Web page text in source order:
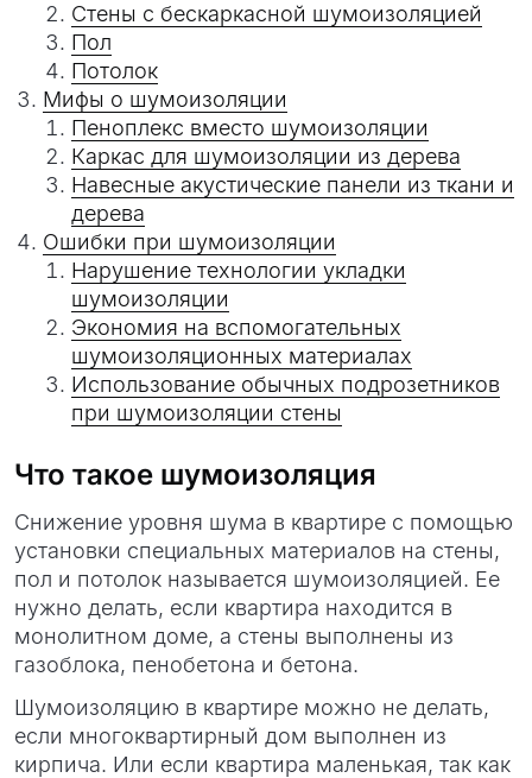
Стены с бескаркасной шумоизоляцией
Пол
Потолок
Мифы о шумоизоляции
Пеноплекс вместо шумоизоляции
Каркас для шумоизоляции из дерева
Навесные акустические панели из ткани и
дерева
Ошибки при шумоизоляции
Нарушение технологии укладки
шумоизоляции
Экономия на вспомогательных
шумоизоляционных материалах
Использование обычных подрозетников
при шумоизоляции стены
Что такое шумоизоляция
Снижение уровня шума в квартире с помощью
установки специальных материалов на стены,
пол и потолок называется шумоизоляцией. Ее
нужно делать, если квартира находится в
монолитном доме, а стены выполнены из
газоблока, пенобетона и бетона.
Шумоизоляцию в квартире можно не делать,
если многоквартирный дом выполнен из
кирпича. Или если квартира маленькая, так как